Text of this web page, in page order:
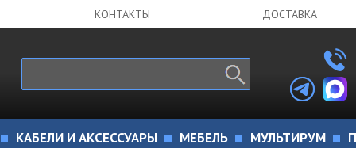
КОНТАКТЫ ДОСТАВКА
КАБЕЛИ И АКСЕССУАРЫ МЕБЕЛЬ МУЛЬТИРУМ